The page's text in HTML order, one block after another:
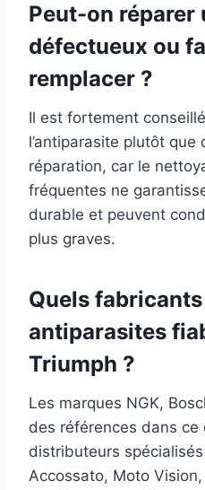
Peut-on réparer
défectueux ou
remplacer ?
Il est fortement
l’antiparasite plutôt que
réparation, car le
fréquentes ne
durable et peuvent
plus graves.
Quels
antiparasites
Triumph ?
Les marques NGK,
des références dans ce
distributeurs
Accossato, Moto